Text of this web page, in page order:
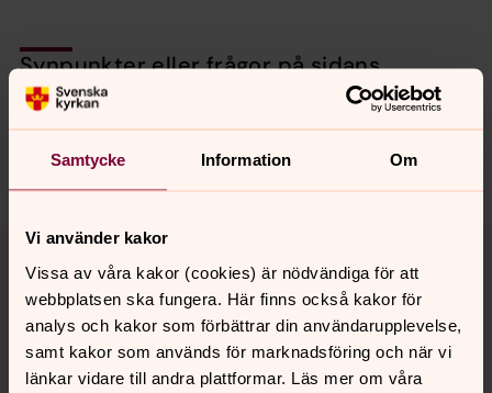
Samtycke Information Om
Vi använder kakor
Vissa av våra kakor (cookies) är nödvändiga för att
webbplatsen ska fungera. Här finns också kakor för
analys och kakor som förbättrar din användarupplevelse,
samt kakor som används för marknadsföring och när vi
länkar vidare till andra plattformar. Läs mer om våra
Synpunkter eller frågor på sidans
innehåll?
nora.tarnsjo.forsamling@svenskakyrkan.se
Dela
Tillbaka till toppen
Tillbaka till innehållet
Kontakt